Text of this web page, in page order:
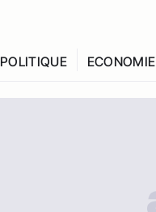
POLITIQUE ECONOMIE